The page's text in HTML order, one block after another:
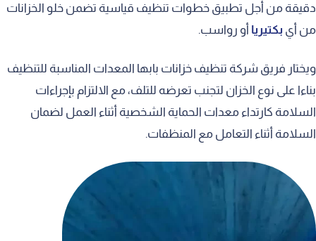
دقيقة من أجل تطبيق خطوات تنظيف قياسية تضمن خلو الخزانات
من أي بكتيريا أو رواسب.
ويختار فريق شركة تنظيف خزانات بابها المعدات المناسبة للتنظيف
بناءا على نوع الخزان لتجنب تعرضه للتلف، مع الالتزام بإجراءات
السلامة كارتداء معدات الحماية الشخصية أثناء العمل لضمان
السلامة أثناء التعامل مع المنظفات.